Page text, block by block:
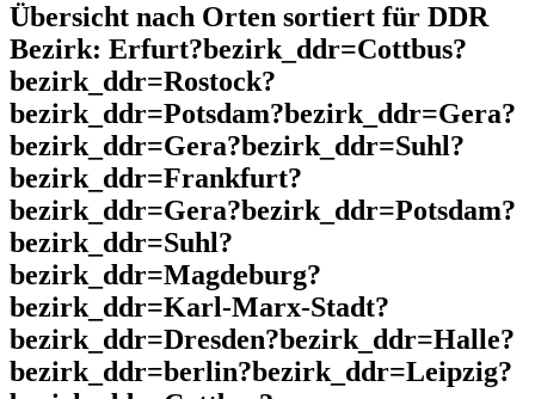
Übersicht nach Orten sortiert für DDR
Bezirk: Erfurt?bezirk_ddr=Cottbus?
bezirk_ddr=Rostock?
bezirk_ddr=Potsdam?bezirk_ddr=Gera?
bezirk_ddr=Gera?bezirk_ddr=Suhl?
bezirk_ddr=Frankfurt?
bezirk_ddr=Gera?bezirk_ddr=Potsdam?
bezirk_ddr=Suhl?
bezirk_ddr=Magdeburg?
bezirk_ddr=Karl-Marx-Stadt?
bezirk_ddr=Dresden?bezirk_ddr=Halle?
bezirk_ddr=berlin?bezirk_ddr=Leipzig?